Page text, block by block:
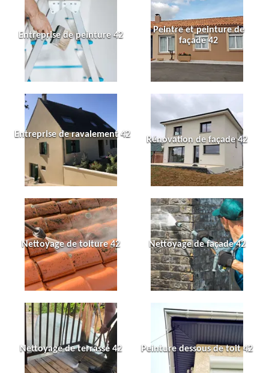
Entreprise de peinture 42
Peintre et peinture de
façade 42
Entreprise de ravalement 42
Rénovation de façade 42
Nettoyage de toiture 42 Nettoyage de façade 42
Nettoyage de terrasse 42 Peinture dessous de toit 42